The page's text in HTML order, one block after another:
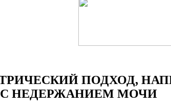
ПОДХОД,
НЕДЕРЖАНИЕМ МОЧИ